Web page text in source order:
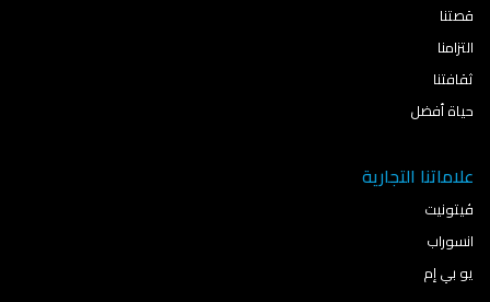
قصتنا
التزامنا
ثقافتنا
حياة أفضل
علاماتنا التجارية
ڤيتونيت
انسوراب
يو بي إم